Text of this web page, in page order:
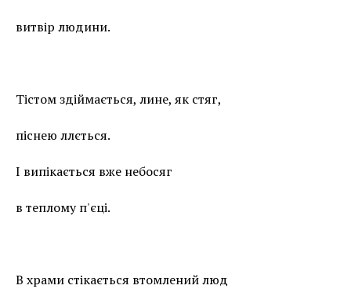
витвір людини.
Тістом здіймається, лине, як стяг,
піснею ллється.
І випікається вже небосяг
в теплому п'єці.
В храми стікається втомлений люд